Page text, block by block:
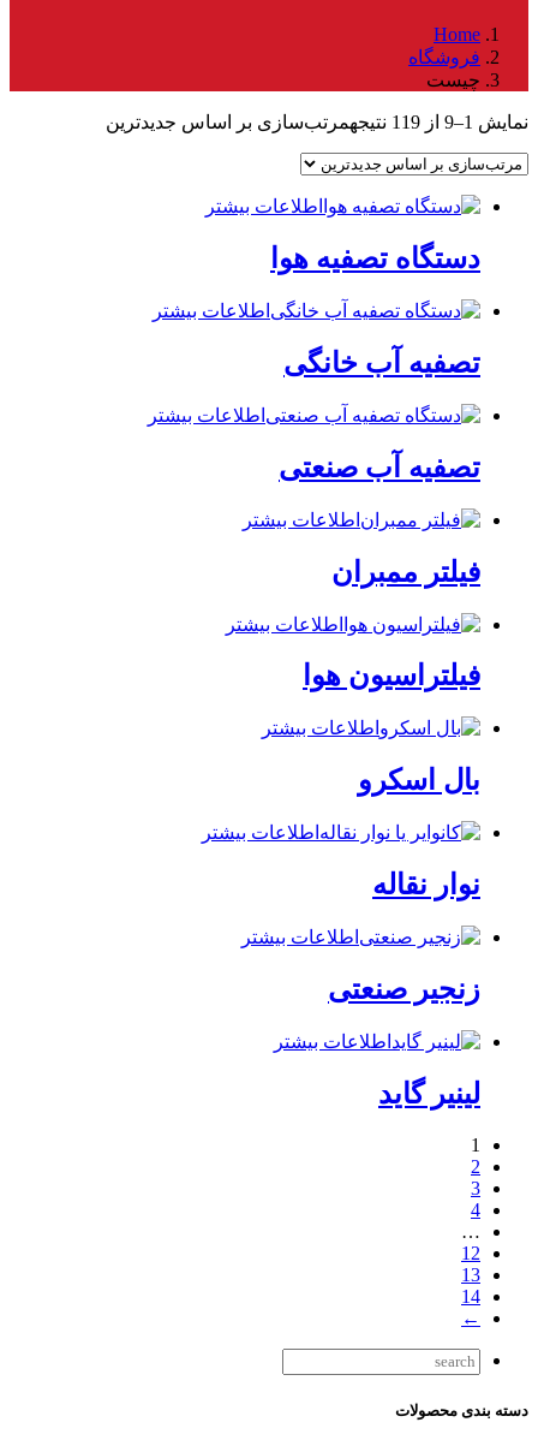
Home
فروشگاه
چیست
نمایش 1–9 از 119 نتیجه مرتب‌سازی بر اساس جدیدترین
اطلاعات بیشتر
دستگاه تصفیه هوا
اطلاعات بیشتر
تصفیه آب خانگی
اطلاعات بیشتر
تصفیه آب صنعتی
اطلاعات بیشتر
فیلتر ممبران
اطلاعات بیشتر
فیلتراسیون هوا
اطلاعات بیشتر
بال اسکرو
اطلاعات بیشتر
نوار نقاله
اطلاعات بیشتر
زنجیر صنعتی
اطلاعات بیشتر
لینیر گاید
1
2
3
4
…
12
13
14
←
دسته بندی محصولات